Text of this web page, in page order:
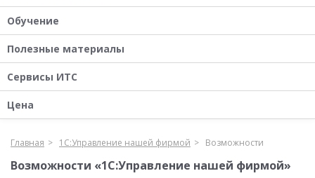
Обучение
Полезные материалы
Сервисы ИТС
Цена
Главная 1С:Управление нашей фирмой Возможности
Возможности «1С:Управление нашей фирмой»